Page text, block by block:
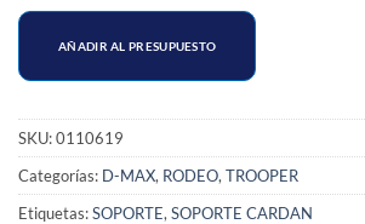
AÑADIR AL PRESUPUESTO
SKU:0110619
Categorías: D-MAX, RODEO, TROOPER
Etiquetas:SOPORTE, SOPORTE CARDAN